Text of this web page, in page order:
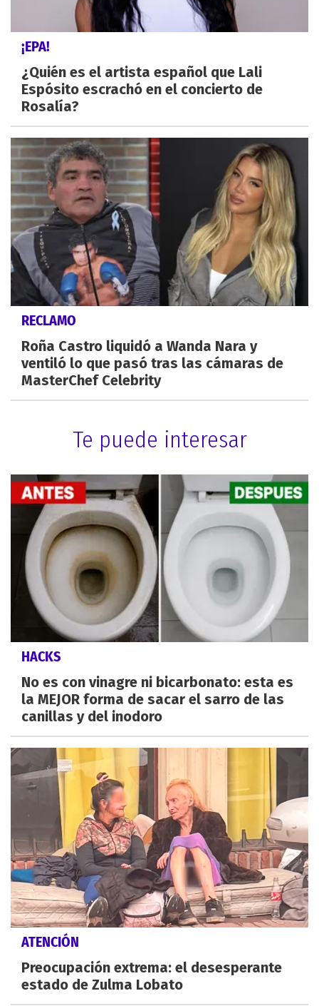
¡EPA!
¿Quién es el artista español que Lali
Espósito escrachó en el concierto de
Rosalía?
RECLAMO
Roña Castro liquidó a Wanda Nara y
ventiló lo que pasó tras las cámaras de
MasterChef Celebrity
Te puede interesar
HACKS
No es con vinagre ni bicarbonato: esta es
la MEJOR forma de sacar el sarro de las
canillas y del inodoro
ATENCIÓN
Preocupación extrema: el desesperante
estado de Zulma Lobato